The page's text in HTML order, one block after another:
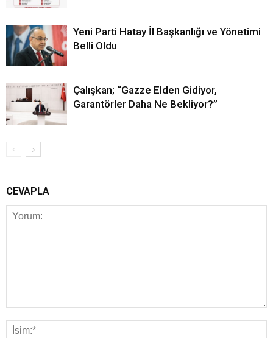
Yeni Parti Hatay İl Başkanlığı ve Yönetimi
Belli Oldu
Çalışkan; “Gazze Elden Gidiyor,
Garantörler Daha Ne Bekliyor?”
CEVAPLA